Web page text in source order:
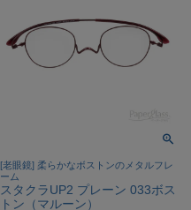
[老眼鏡] 柔らかなボストンのメタルフレ
ーム
スタクラUP2 プレーン 033ボス
トン（マルーン）